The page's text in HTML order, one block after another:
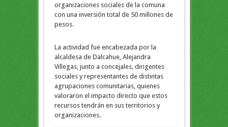
organizaciones sociales de la comuna
con una inversión total de 50 millones de
pesos.
La actividad fue encabezada por la
alcaldesa de Dalcahue, Alejandra
Villegas, junto a concejales, dirigentes
sociales y representantes de distintas
agrupaciones comunitarias, quienes
valoraron el impacto directo que estos
recursos tendrán en sus territorios y
organizaciones.